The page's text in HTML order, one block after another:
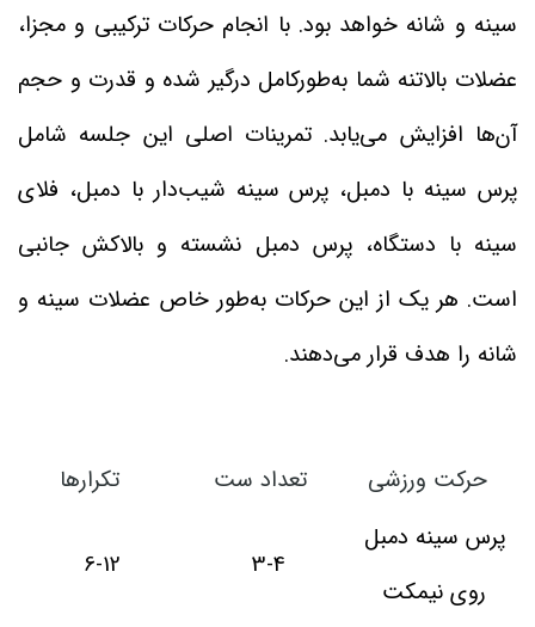
سینه و شانه خواهد بود. با انجام حرکات ترکیبی و مجزا،
عضلات بالاتنه شما به‌طورکامل درگیر شده و قدرت و حجم
آن‌ها افزایش می‌یابد. تمرینات اصلی این جلسه شامل
پرس سینه با دمبل، پرس سینه شیب‌دار با دمبل، فلای
سینه با دستگاه، پرس دمبل نشسته و بالاکش جانبی
است. هر یک از این حرکات به‌طور خاص عضلات سینه و
شانه را هدف قرار می‌دهند.
حرکت ورزشی تعداد ست
تکرارها
پرس سینه دمبل
روی نیمکت
3-4
6-12